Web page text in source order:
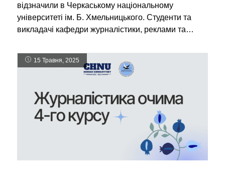
відзначили в Черкаському національному
університеті ім. Б. Хмельницького. Студенти та
викладачі кафедри журналістики, реклами та…
15 Травня, 2025